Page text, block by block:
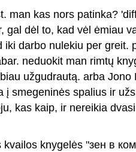
man kas nors patinka?
gal dėl to, kad vėl ėmiau
iki darbo nulekiu per greit.
neduokit man rimtų
užgudrautą. arba Jono
į smegeninės spalius ir
kas kaip, ir nereikia
knygelės "зен в